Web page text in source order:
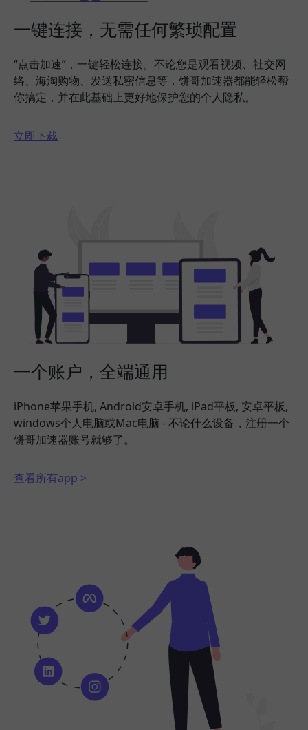
一键连接，无需任何繁琐配置
“点击加速”，一键轻松连接。不论您是观看视频、社交网
络、海淘购物、发送私密信息等，饼哥加速器都能轻松帮
你搞定，并在此基础上更好地保护您的个人隐私。
立即下载
一个账户，全端通用
iPhone苹果手机, Android安卓手机, iPad平板, 安卓平板,
windows个人电脑或Mac电脑 - 不论什么设备，注册一个
饼哥加速器账号就够了。
查看所有app >